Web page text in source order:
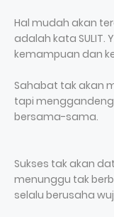
Hal mudah akan
adalah kata SULIT.
kemampuan dan
Sahabat tak akan
tapi
bersama-sama.
Sukses tak akan
menunggu tak
selalu berusaha